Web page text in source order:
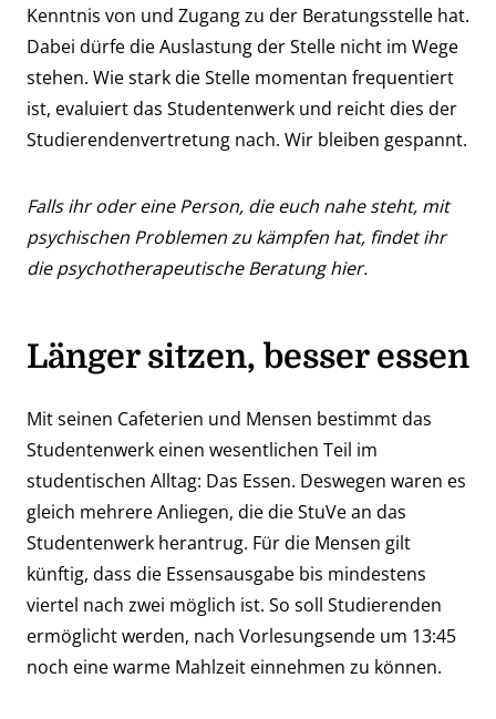
Kenntnis von und Zugang zu der Beratungsstelle hat.
Dabei dürfe die Auslastung der Stelle nicht im Wege
stehen. Wie stark die Stelle momentan frequentiert
ist, evaluiert das Studentenwerk und reicht dies der
Studierendenvertretung nach. Wir bleiben gespannt.
Falls ihr oder eine Person, die euch nahe steht, mit
psychischen Problemen zu kämpfen hat, findet ihr
die psychotherapeutische Beratunghier.
Länger sitzen, besser essen
Mit seinen Cafeterien und Mensen bestimmt das
Studentenwerk einen wesentlichen Teil im
studentischen Alltag: Das Essen. Deswegen waren es
gleich mehrere Anliegen, die die StuVe an das
Studentenwerk herantrug. Für die Mensen gilt
künftig, dass die Essensausgabe bis mindestens
viertel nach zwei möglich ist. So soll Studierenden
ermöglicht werden, nach Vorlesungsende um 13:45
noch eine warme Mahlzeit einnehmen zu können.